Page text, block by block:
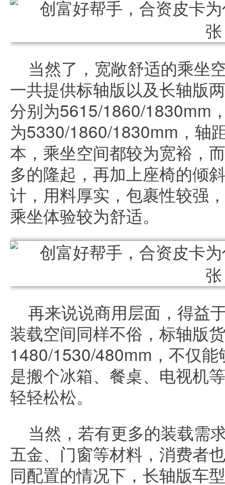
当然了，宽敞舒适的乘坐
一共提供标轴版以及长轴版
分别为5615/1860/1830mm
为5330/1860/1830mm，轴
本，乘坐空间都较为宽裕，
多的隆起，再加上座椅的倾
计，用料厚实，包裹性较强
乘坐体验较为舒适。
再来说说商用层面，得益
装载空间同样不俗，标轴版
1480/1530/480mm，不仅
是搬个冰箱、餐桌、电视机
轻轻松松。
当然，若有更多的装载需
五金、门窗等材料，消费者
同配置的情况下，长轴版车